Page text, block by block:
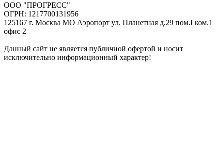
ООО "ПРОГРЕСС"
ОГРН: 1217700131956
125167 г. Москва МО Аэропорт ул. Планетная д.29 пом.I ком.1
офис 2
Данный сайт не является публичной офертой и носит
исключительно информационный характер!